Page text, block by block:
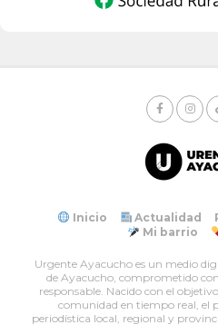
Inicio Actualidad
Mi barrio
Urgente Ayacucho es un medio
de Ayacucho, comprometido
responsable. Nacido con el
comunidad en tiempo real, el
periodística local, regional y